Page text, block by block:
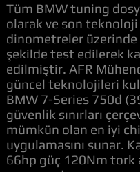
Tüm BMW tuning
olarak ve son teknoloji
dinometreler üzerinde
şekilde test edilerek
edilmiştir. AFR
güncel teknolojileri
BMW 7-Series 750d
güvenlik sınırları
mümkün olan en iyi
uygulamasını sunar.
66hp güç 120Nm tork